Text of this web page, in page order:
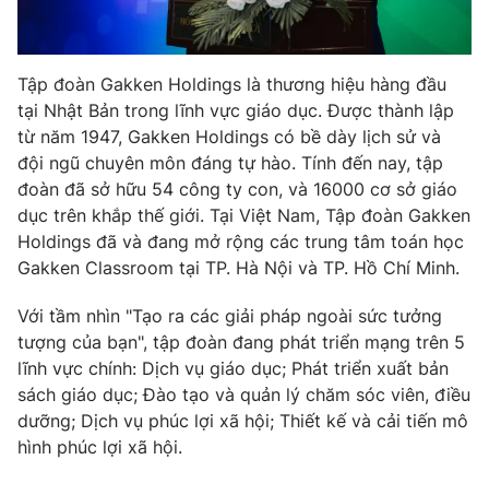
Tập đoàn Gakken Holdings là thương hiệu hàng đầu
tại Nhật Bản trong lĩnh vực giáo dục. Được thành lập
từ năm 1947, Gakken Holdings có bề dày lịch sử và
đội ngũ chuyên môn đáng tự hào. Tính đến nay, tập
đoàn đã sở hữu 54 công ty con, và 16000 cơ sở giáo
dục trên khắp thế giới. Tại Việt Nam, Tập đoàn Gakken
Holdings đã và đang mở rộng các trung tâm toán học
Gakken Classroom tại TP. Hà Nội và TP. Hồ Chí Minh.
Với tầm nhìn "Tạo ra các giải pháp ngoài sức tưởng
tượng của bạn", tập đoàn đang phát triển mạng trên 5
lĩnh vực chính: Dịch vụ giáo dục; Phát triển xuất bản
sách giáo dục; Đào tạo và quản lý chăm sóc viên, điều
dưỡng; Dịch vụ phúc lợi xã hội; Thiết kế và cải tiến mô
hình phúc lợi xã hội.